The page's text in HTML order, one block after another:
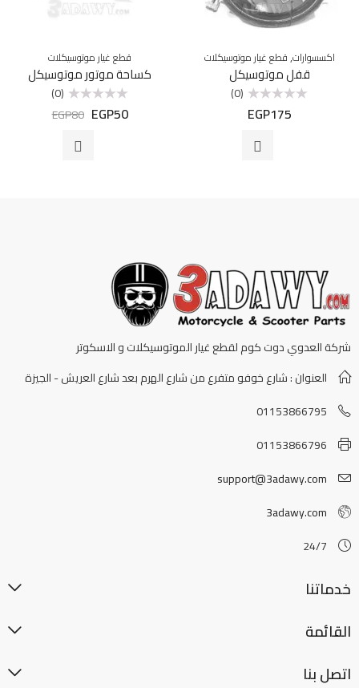
اكسسوارات,قطع غيار موتوسيكلات
قفل موتوسيكل
التقييم
(0)
EGP175
قطع غيار موتوسيكلات
كساحة موتور موتوسيكل
التقييم
(0)
EGP50
EGP80
شركة العدوي دوت كوم لقطع غيار الموتوسيكلات و الاسكوتر
العنوان : شارع خوفو متفرع من شارع الهرم بعد شارع العريش - الجيزة
01153866795
01153866796
support@3adawy.com
3adawy.com
24/7
خدماتنا
القائمة
اتصل بنا